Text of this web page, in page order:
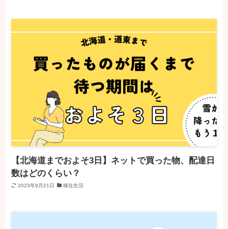
【北海道までおよそ3日】ネットで買った物、配達日
数はどのくらい？
2023年9月21日 移住生活